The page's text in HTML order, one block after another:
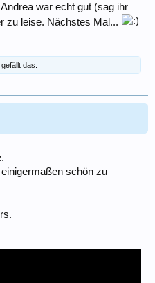
war echt gut (sag ihr
zu leise. Nächstes Mal...
gefällt das.
schön zu